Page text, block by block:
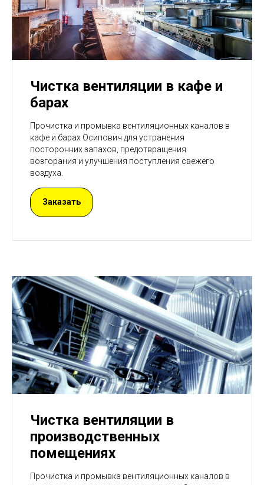
Чистка вентиляции в кафе и
барах
Прочистка и промывка вентиляционных каналов в
кафе и барах Осипович для устранения
посторонних запахов, предотвращения
возгорания и улучшения поступления свежего
воздуха.
Заказать
Чистка вентиляции в
производственных
помещениях
Прочистка и промывка вентиляционных каналов в